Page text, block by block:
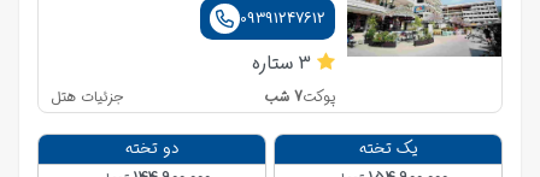
09391247612
3 ستاره
پوکت7 شب جزئیات هتل
یک تخته دو تخته